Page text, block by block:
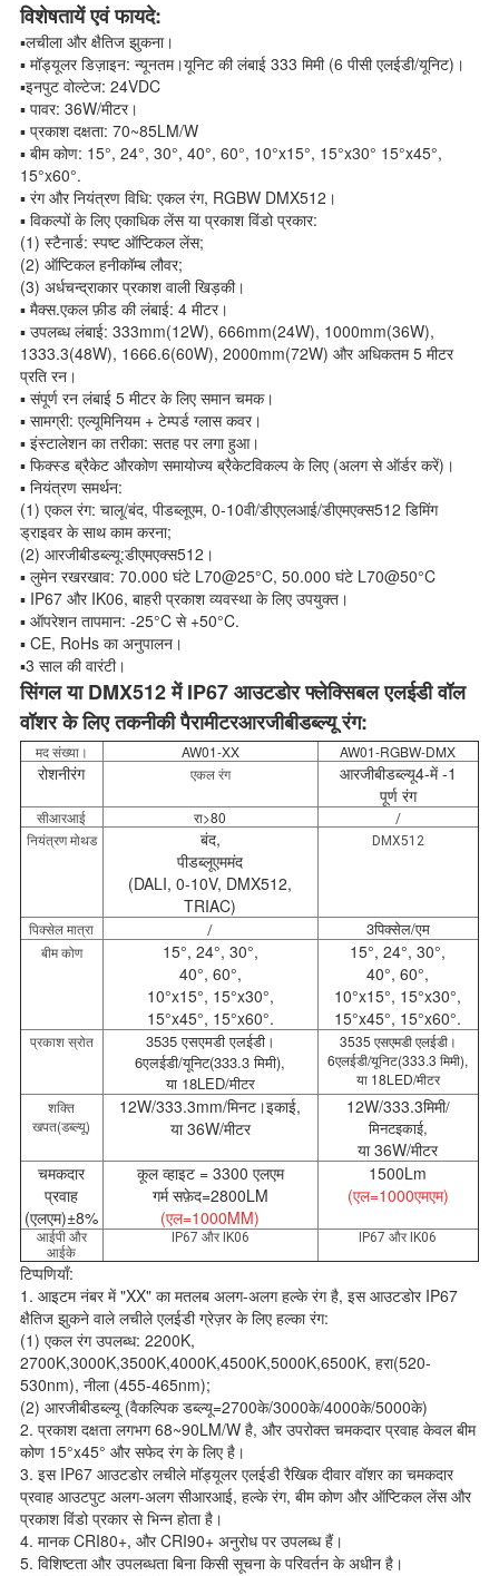
विशेषतायें एवं फायदे:
▪लचीला और क्षैतिज झुकना।
▪ मॉड्यूलर डिज़ाइन: न्यूनतम।यूनिट की लंबाई 333 मिमी (6 पीसी एलईडी/यूनिट)।
▪इनपुट वोल्टेज: 24VDC
▪ पावर: 36W/मीटर।
▪ प्रकाश दक्षता: 70~85LM/W
▪ बीम कोण: 15°, 24°, 30°, 40°, 60°, 10°x15°, 15°x30° 15°x45°,
15°x60°.
▪ रंग और नियंत्रण विधि: एकल रंग, RGBW DMX512।
▪ विकल्पों के लिए एकाधिक लेंस या प्रकाश विंडो प्रकार:
(1) स्टैनार्ड: स्पष्ट ऑप्टिकल लेंस;
(2) ऑप्टिकल हनीकॉम्ब लौवर;
(3) अर्धचन्द्राकार प्रकाश वाली खिड़की।
▪ मैक्स.एकल फ़ीड की लंबाई: 4 मीटर।
▪ उपलब्ध लंबाई: 333mm(12W), 666mm(24W), 1000mm(36W),
1333.3(48W), 1666.6(60W), 2000mm(72W) और अधिकतम 5 मीटर
प्रति रन।
▪ संपूर्ण रन लंबाई 5 मीटर के लिए समान चमक।
▪ सामग्री: एल्यूमिनियम + टेम्पर्ड ग्लास कवर।
▪ इंस्टालेशन का तरीका: सतह पर लगा हुआ।
▪ फिक्स्ड ब्रैकेट औरकोण समायोज्य ब्रैकेटविकल्प के लिए (अलग से ऑर्डर करें)।
▪ नियंत्रण समर्थन:
(1) एकल रंग: चालू/बंद, पीडब्लूएम, 0-10वी/डीएएलआई/डीएमएक्स512 डिमिंग
ड्राइवर के साथ काम करना;
(2) आरजीबीडब्ल्यू:डीएमएक्स512।
▪ लुमेन रखरखाव: 70.000 घंटे L70@25°C, 50.000 घंटे L70@50°C
▪ IP67 और IK06, बाहरी प्रकाश व्यवस्था के लिए उपयुक्त।
▪ ऑपरेशन तापमान: -25°C से +50°C.
▪ CE, RoHs का अनुपालन।
▪3 साल की वारंटी।
सिंगल या DMX512 में IP67 आउटडोर फ्लेक्सिबल एलईडी वॉल
वॉशर के लिए तकनीकी पैरामीटरआरजीबीडब्ल्यू रंग:
मद संख्या। AW01-XX AW01-RGBW-DMX
रोशनीरंग एकल रंग आरजीबीडब्ल्यू4-में -1
पूर्ण रंग
सीआरआई रा>80
/
नियंत्रण मोथड
बंद,
पीडब्लूएममंद
(DALI, 0-10V, DMX512,
TRIAC)
DMX512
पिक्सेल मात्रा / 3पिक्सेल/एम
बीम कोण
15°, 24°, 30°,
40°, 60°,
10°x15°, 15°x30°,
15°x45°, 15°x60°.
15°, 24°, 30°,
40°, 60°,
10°x15°, 15°x30°,
15°x45°, 15°x60°.
प्रकाश स्रोत
3535 एसएमडी एलईडी।
6एलईडी/यूनिट(333.3 मिमी),
या 18LED/मीटर
3535 एसएमडी एलईडी।
6एलईडी/यूनिट(333.3 मिमी),
या 18LED/मीटर
शक्ति
खपत(डब्ल्यू)
12W/333.3mm/मिनट।इकाई,
या 36W/मीटर
12W/333.3मिमी/
मिनटइकाई,
या 36W/मीटर
चमकदार
प्रवाह
(एलएम)±8%
कूल व्हाइट = 3300 एलएम
गर्म सफ़ेद=2800LM
(एल=1000MM)
1500Lm
(एल=1000एमएम)
आईपी ​​और
आईके
IP67 और IK06 IP67 और IK06
टिप्पणियाँ:
1. आइटम नंबर में "XX" का मतलब अलग-अलग हल्के रंग है, इस आउटडोर IP67
क्षैतिज झुकने वाले लचीले एलईडी ग्रेज़र के लिए हल्का रंग:
(1) एकल रंग उपलब्ध: 2200K,
2700K,3000K,3500K,4000K,4500K,5000K,6500K, हरा(520-
530nm), नीला (455-465nm);
(2) आरजीबीडब्ल्यू (वैकल्पिक डब्ल्यू=2700के/3000के/4000के/5000के)
2. प्रकाश दक्षता लगभग 68~90LM/W है, और उपरोक्त चमकदार प्रवाह केवल बीम
कोण 15°x45° और सफेद रंग के लिए है।
3. इस IP67 आउटडोर लचीले मॉड्यूलर एलईडी रैखिक दीवार वॉशर का चमकदार
प्रवाह आउटपुट अलग-अलग सीआरआई, हल्के रंग, बीम कोण और ऑप्टिकल लेंस और
प्रकाश विंडो प्रकार से भिन्न होता है।
4. मानक CRI80+, और CRI90+ अनुरोध पर उपलब्ध हैं।
5. विशिष्टता और उपलब्धता बिना किसी सूचना के परिवर्तन के अधीन है।